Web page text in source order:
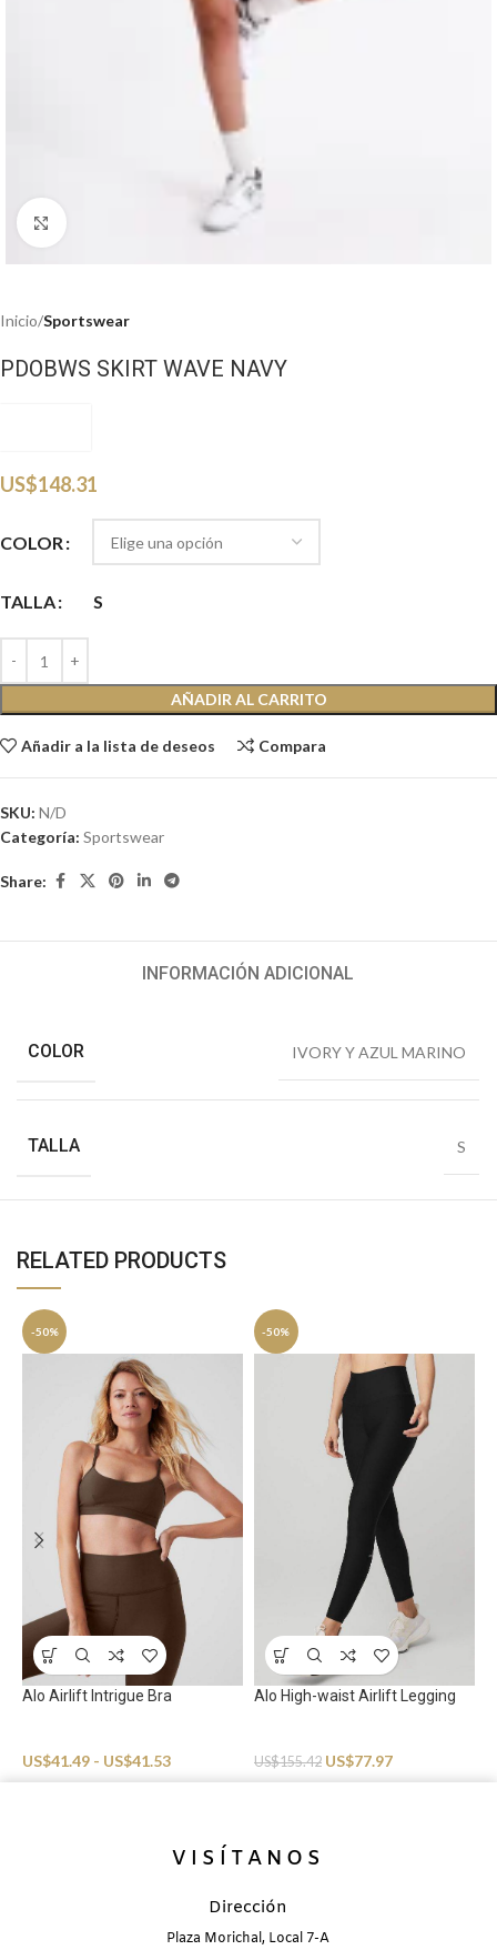
Haga clic para ampliar
Inicio Sportswear
PDOBWS SKIRT WAVE NAVY
US$148.31
COLOR
TALLA S
AÑADIR AL CARRITO
Añadir a la lista de deseos Compara
SKU: N/D
Categoría: Sportswear
Share:
INFORMACIÓN ADICIONAL
COLOR IVORY Y AZUL MARINO
TALLA S
RELATED PRODUCTS
-50%
Alo Airlift Intrigue Bra
US$41.49 - US$41.53
-50%
Alo High-waist Airlift Legging
US$155.42 US$77.97
VISÍTANOS
Dirección
Plaza Morichal, Local 7-A